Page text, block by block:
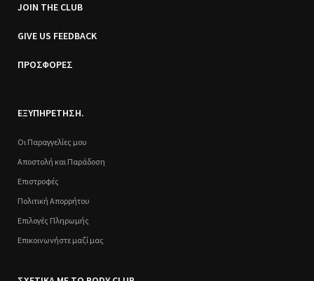
JOIN THE CLUB
GIVE US FEEDBACK
ΠΡΟΣΦΟΡΕΣ
ΕΞΥΠΗΡΕΤΗΣΗ.
Οι Παραγγελίες μου
Αποστολή και Παράδοση
Επιστροφές
Πολιτική Απορρήτου
Επιλογές Πληρωμής
Επικοινωνήστε μαζί μας